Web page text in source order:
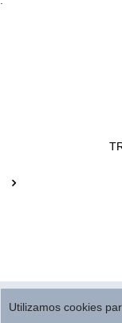
All Rights
Utilizamos cookies